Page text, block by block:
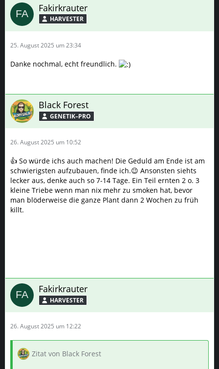
Fakirkrauter
HARVESTER
25. August 2025 um 23:34
Danke nochmal, echt freundlich.
Black Forest
GENETIK–PRO
26. August 2025 um 10:52
👍 So würde ichs auch machen! Die Geduld am Ende ist am
schwierigsten aufzubauen, finde ich.😉 Ansonsten siehts
lecker aus, denke auch so 7-14 Tage. Ein Teil ernten 2 o. 3
kleine Triebe wenn man nix mehr zu smoken hat, bevor
man blöderweise die ganze Plant dann 2 Wochen zu früh
killt.
HARVESTER
26. August 2025 um 12:22
👍 So würde ichs auch machen! Die Geduld am Ende ist